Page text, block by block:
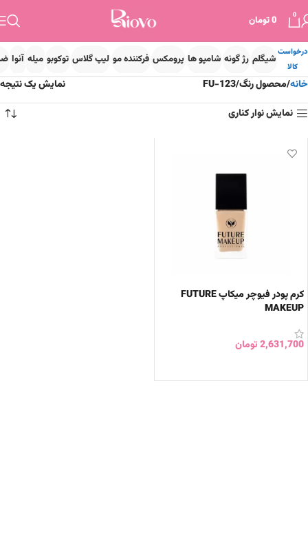
0
0تومان
درخواست
کالا
شیگلم رژ گونه شامپو ها پرومکس فرکننده مو لیپ گلاس توکوبو میله آنوا
خانه محصول رنگ FU-123
نمایش یک نتیجه
نمایش نوار کناری
کرم پودر فیوچر میکاپ FUTURE
MAKEUP
2,631,700تومان